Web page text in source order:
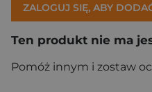
ZALOGUJ SIĘ, ABY
Ten produkt nie ma
Pomóż innym i zostaw